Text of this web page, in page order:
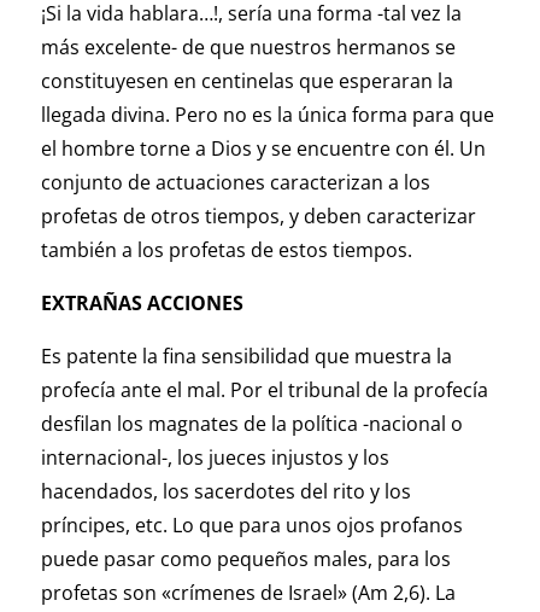
¡Si la vida hablara…!, sería una forma -tal vez la
más excelente- de que nuestros hermanos se
constituyesen en centinelas que esperaran la
llegada divina. Pero no es la única forma para que
el hombre torne a Dios y se encuentre con él. Un
conjunto de actuaciones caracterizan a los
profetas de otros tiempos, y deben caracterizar
también a los profetas de estos tiempos.
EXTRAÑAS ACCIONES
Es patente la fina sensibilidad que muestra la
profecía ante el mal. Por el tribunal de la profecía
desfilan los magnates de la política -nacional o
internacional-, los jueces injustos y los
hacendados, los sacerdotes del rito y los
príncipes, etc. Lo que para unos ojos profanos
puede pasar como pequeños males, para los
profetas son «crímenes de Israel» (Am 2,6). La